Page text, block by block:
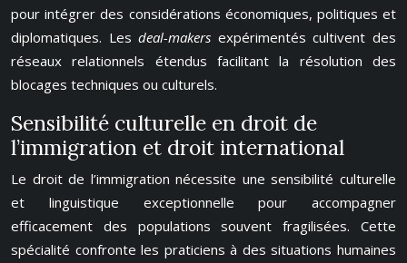
pour intégrer des considérations économiques, politiques et
diplomatiques. Lesdeal-makers expérimentés cultivent des
réseaux relationnels étendus facilitant la résolution des
blocages techniques ou culturels.
Sensibilité culturelle en droit de
l’immigration et droit international
Le droit de l’immigration nécessite une sensibilité culturelle
et linguistique exceptionnelle pour accompagner
efficacement des populations souvent fragilisées. Cette
spécialité confronte les praticiens à des situations humaines